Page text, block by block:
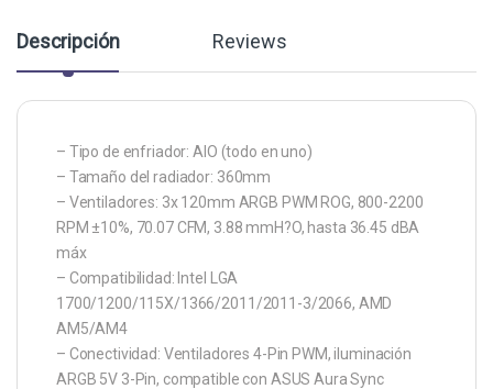
Descripción Reviews
– Tipo de enfriador: AIO (todo en uno)
– Tamaño del radiador: 360mm
– Ventiladores: 3x 120mm ARGB PWM ROG, 800-2200
RPM ±10%, 70.07 CFM, 3.88 mmH?O, hasta 36.45 dBA
máx
– Compatibilidad: Intel LGA
1700/1200/115X/1366/2011/2011-3/2066, AMD
AM5/AM4
– Conectividad: Ventiladores 4-Pin PWM, iluminación
ARGB 5V 3-Pin, compatible con ASUS Aura Sync